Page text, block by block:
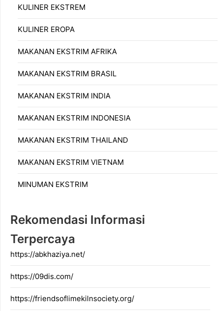
KULINER EKSTREM
KULINER EROPA
MAKANAN EKSTRIM AFRIKA
MAKANAN EKSTRIM BRASIL
MAKANAN EKSTRIM INDIA
MAKANAN EKSTRIM INDONESIA
MAKANAN EKSTRIM THAILAND
MAKANAN EKSTRIM VIETNAM
MINUMAN EKSTRIM
Rekomendasi Informasi
Terpercaya
https://abkhaziya.net/
https://09dis.com/
https://friendsoflimekilnsociety.org/